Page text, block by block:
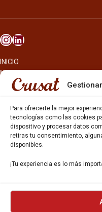
Para ofrecerte la mejor
tecnologías como las cookies
dispositivo y procesar datos
retiras tu consentimiento,
disponibles.
¡Tu experiencia es lo más
INICIO
NOSOTROS
CERVEZAS
OTROS PRODUCTOS
REPARTO EN BARCELONA
HOSTELERÍA Y PEQUEÑA
CARTAS DE CERVEZAS Y VINO
CATAS Y FORMACIONES
SERVICIO TÉCNICO
GESTIÓN DE